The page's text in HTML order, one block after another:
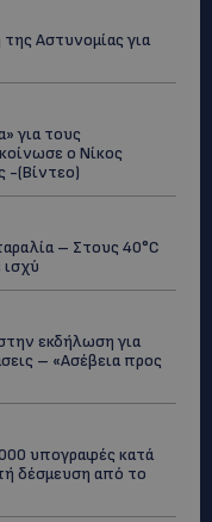
Αστυνομίας για
για τους
ο Νίκος
-(Βίντεο)
– Στους 40°C
εκδήλωση για
– «Ασέβεια προς
υπογραφές κατά
δέσμευση από το